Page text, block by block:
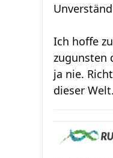
Ich hoffe
zugunsten
ja nie.
dieser Welt.